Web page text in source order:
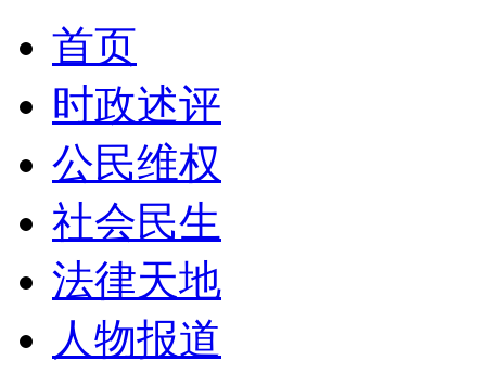
首页
时政述评
公民维权
社会民生
法律天地
人物报道